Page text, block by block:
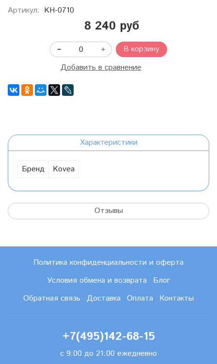
Артикул: KH-0710
8 240 руб
В корзину
Добавить в сравнение
Характеристики
Бренд Kovea
Отзывы
Политика конфиденциальности и оферта
Условия обмена и возврата
Блог
Обратная связь
Доставка Оплата Контакты
+7(495)142-68-15
с 9:00 до 21:00 ежедневно